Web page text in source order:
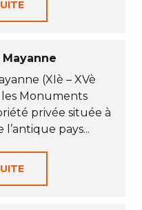
(XIè – XVè
les Monuments
privée située à
pays...